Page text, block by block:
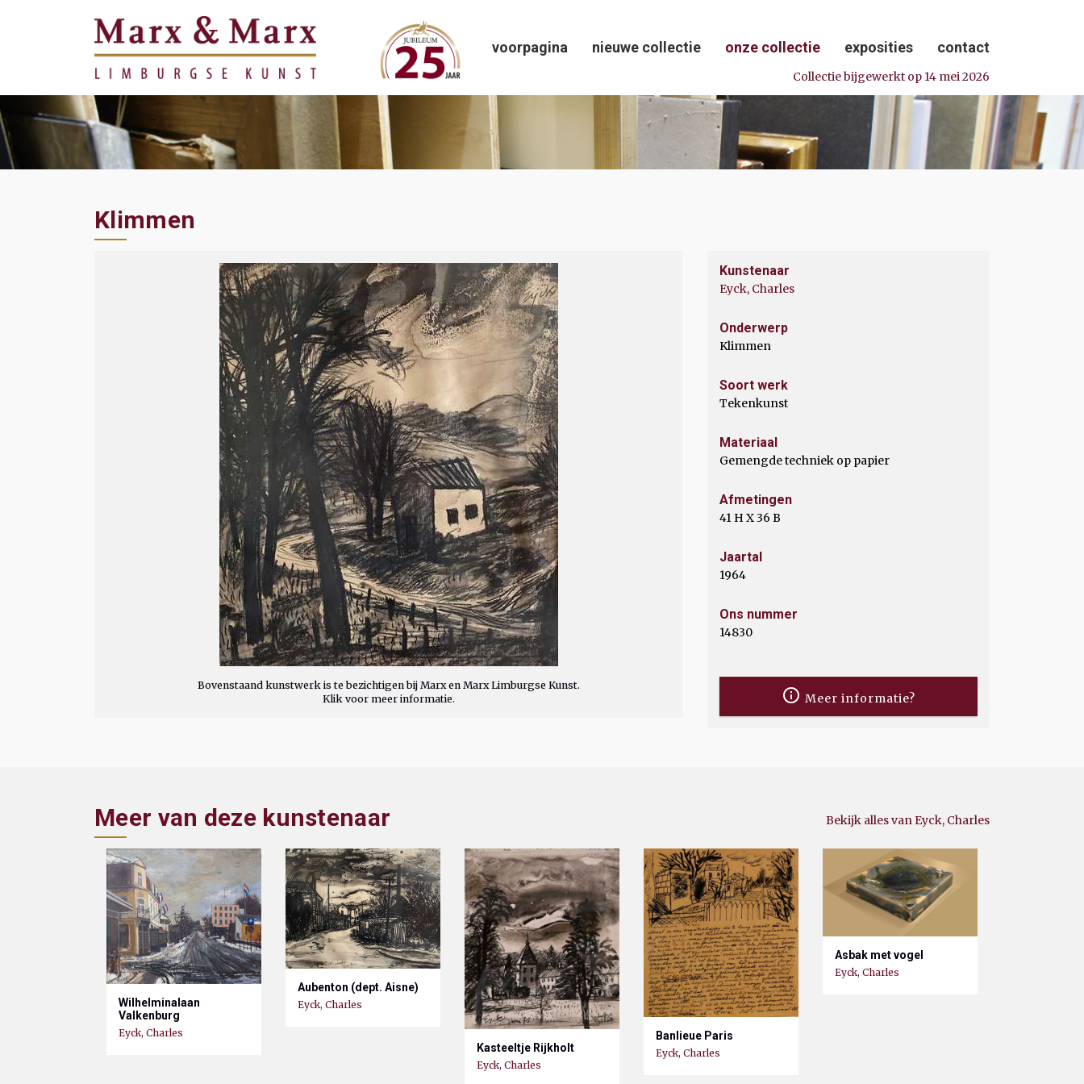
Collectie bijgewerkt op 14 mei 2026
voorpagina nieuwe collectie onze collectie exposities contact
Klimmen
Bovenstaand kunstwerk is te bezichtigen bij Marx en Marx Limburgse Kunst.
Klik voor meer informatie.
Kunstenaar
Eyck, Charles
Onderwerp
Klimmen
Soort werk
Tekenkunst
Materiaal
Gemengde techniek op papier
Afmetingen
41 H X 36 B
Jaartal
1964
Ons nummer
14830
Meer informatie?
Meer van deze kunstenaar Bekijk alles van Eyck, Charles
Wilhelminalaan
Valkenburg
Eyck, Charles
Aubenton (dept. Aisne)
Eyck, Charles
Kasteeltje Rijkholt
Eyck, Charles
Banlieue Paris
Eyck, Charles
Asbak met vogel
Eyck, Charles